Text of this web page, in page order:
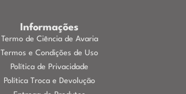
Informações
Termo de Ciência de Avaria
Termos e Condições de Uso
Política de Privacidade
Política Troca e Devolução